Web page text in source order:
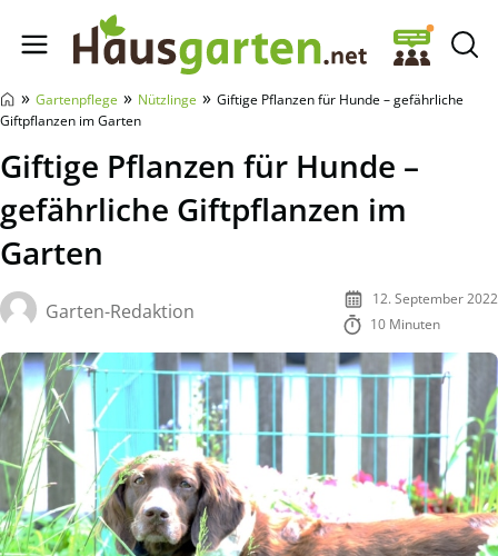
Hausgarten.net
» Gartenpflege » Nützlinge » Giftige Pflanzen für Hunde – gefährliche
Giftpflanzen im Garten
Giftige Pflanzen für Hunde –
gefährliche Giftpflanzen im
Garten
Garten-Redaktion
12. September 2022
10 Minuten